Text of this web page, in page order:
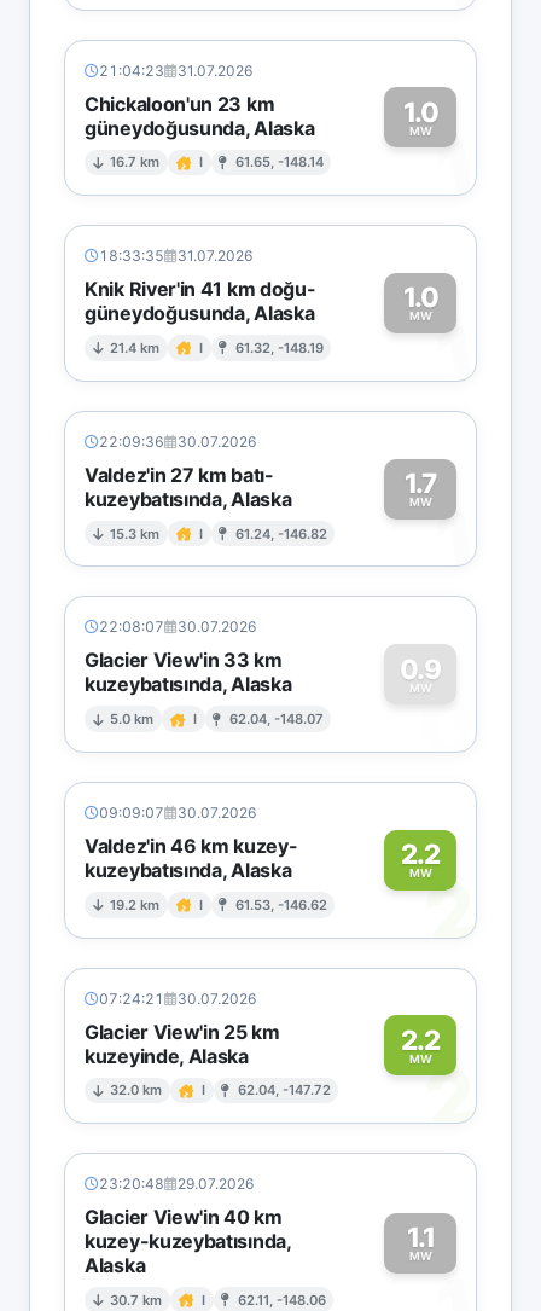
21:04:23 31.07.2026
Chickaloon'un 23 km
güneydoğusunda, Alaska
16.7 km I 61.65, -148.14
1.0
MW1
18:33:35 31.07.2026
Knik River'in 41 km doğu-
güneydoğusunda, Alaska
21.4 km I 61.32, -148.19
1.0
MW1
22:09:36 30.07.2026
Valdez'in 27 km batı-
kuzeybatısında, Alaska
15.3 km I 61.24, -146.82
1.7
MW1
22:08:07 30.07.2026
Glacier View'in 33 km
kuzeybatısında, Alaska
5.0 km I 62.04, -148.07
0.9
MW
0
09:09:07 30.07.2026
Valdez'in 46 km kuzey-
kuzeybatısında, Alaska
19.2 km I 61.53, -146.62
2.2
MW2
07:24:21 30.07.2026
Glacier View'in 25 km
kuzeyinde, Alaska
32.0 km I 62.04, -147.72
2.2
MW2
23:20:48 29.07.2026
Glacier View'in 40 km
kuzey-kuzeybatısında,
Alaska
30.7 km I 62.11, -148.06
1.1
MW